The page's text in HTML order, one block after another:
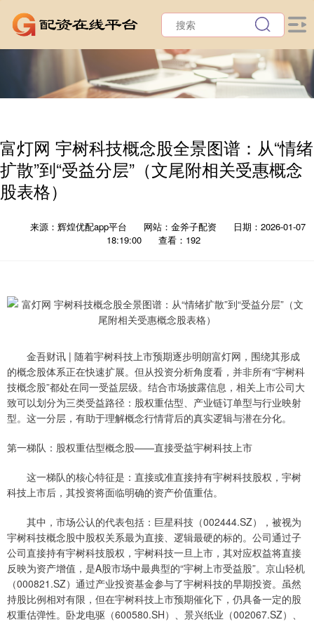
富灯网 宇树科技概念股全景图谱：从“情绪
扩散”到“受益分层”（文尾附相关受惠概念
股表格）
来源：辉煌优配app平台 网站：金斧子配资
日期：2026-01-07
18:19:00
查看：192
金吾财讯 | 随着宇树科技上市预期逐步明朗富灯网，围绕其形成
的概念股体系正在快速扩展。但从投资分析角度看，并非所有“宇树科
技概念股”都处在同一受益层级。结合市场披露信息，相关上市公司大
致可以划分为三类受益路径：股权重估型、产业链订单型与行业映射
型。这一分层，有助于理解概念行情背后的真实逻辑与潜在分化。
第一梯队：股权重估型概念股——直接受益宇树科技上市
这一梯队的核心特征是：直接或准直接持有宇树科技股权，宇树
科技上市后，其投资将面临明确的资产价值重估。
其中，市场公认的代表包括：巨星科技（002444.SZ），被视为
宇树科技概念股中股权关系最为直接、逻辑最硬的标的。公司通过子
公司直接持有宇树科技股权，宇树科技一旦上市，其对应权益将直接
反映为资产增值，是A股市场中最典型的“宇树上市受益股”。京山轻机
（000821.SZ）通过产业投资基金参与了宇树科技的早期投资。虽然
持股比例相对有限，但在宇树科技上市预期催化下，仍具备一定的股
权重估弹性。卧龙电驱（600580.SH）、景兴纸业（002067.SZ）、